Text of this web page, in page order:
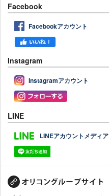
Facebook
Facebookアカウント
Instagram
Instagramアカウント
LINE
LINEアカウントメディア